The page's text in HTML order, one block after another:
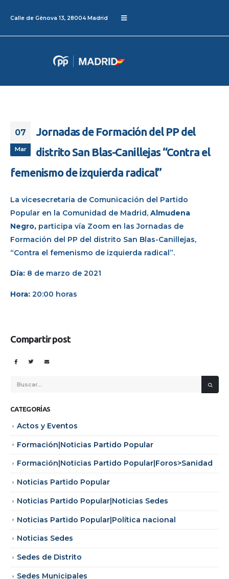
Calle de Génova 13, 28004 Madrid
07
Mar
Jornadas de Formación del PP del
distrito San Blas-Canillejas “Contra el
femenismo de izquierda radical”
La vicesecretaria de Comunicación del Partido
Popular en la Comunidad de Madrid, Almudena
Negro, participa vía Zoom en las Jornadas de
Formación del PP del distrito San Blas-Canillejas,
“Contra el femenismo de izquierda radical”.
Día: 8 de marzo de 2021
Hora: 20:00 horas
Compartir post
CATEGORÍAS
Actos y Eventos
Formación|Noticias Partido Popular
Formación|Noticias Partido Popular|Foros>Sanidad
Noticias Partido Popular
Noticias Partido Popular|Noticias Sedes
Noticias Partido Popular|Política nacional
Noticias Sedes
Sedes de Distrito
Sedes Municipales